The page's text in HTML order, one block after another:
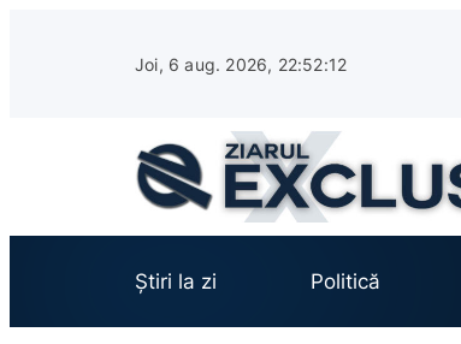
Joi, 6 aug. 2026, 22:52:13
Știri la zi Politică